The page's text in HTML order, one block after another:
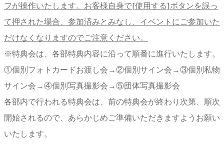
フが操作いたします。お客様自身で[使用する]ボタンを誤っ
て押された場合、参加済みとみなし、イベントにご参加いた
だけなくなりますのでご注意ください。
※特典会は、各部特典内容に沿って順番に進行いたします。
①個別フォトカードお渡し会→②個別サイン会→③個別私物
サイン会→④個別写真撮影会→⑤団体写真撮影会
各部内で行われる特典会は、前の特典会が終わり次第、順次
開始されるので、あらかじめご準備いただきますようお願い
いたします。